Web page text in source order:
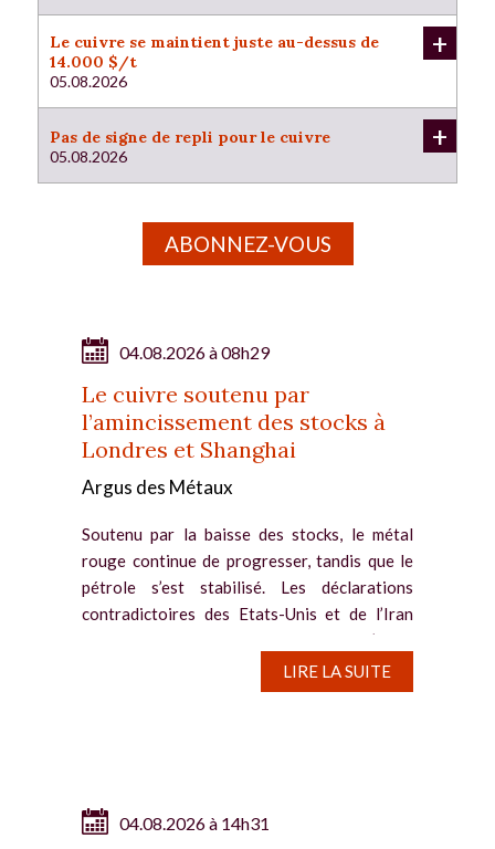
Le cuivre se maintient juste au-dessus de
14.000 $/t
05.08.2026
+
Pas de signe de repli pour le cuivre
05.08.2026
+
ABONNEZ-VOUS
04.08.2026 à 08h29
Le cuivre soutenu par
l’amincissement des stocks à
Londres et Shanghai
Argus des Métaux
Soutenu par la baisse des stocks, le métal
rouge continue de progresser, tandis que le
pétrole s’est stabilisé. Les déclarations
contradictoires des Etats-Unis et de l’Iran
entretiennent un doute persistant sur l’issue
LIRE LA SUITE
04.08.2026 à 14h31